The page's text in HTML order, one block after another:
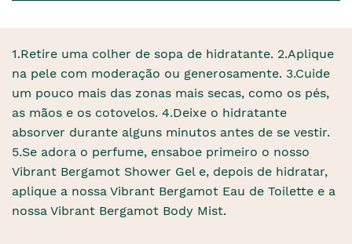
1.Retire uma colher de sopa de hidratante. 2.Aplique
na pele com moderação ou generosamente. 3.Cuide
um pouco mais das zonas mais secas, como os pés,
as mãos e os cotovelos. 4.Deixe o hidratante
absorver durante alguns minutos antes de se vestir.
5.Se adora o perfume, ensaboe primeiro o nosso
Vibrant Bergamot Shower Gel e, depois de hidratar,
aplique a nossa Vibrant Bergamot Eau de Toilette e a
nossa Vibrant Bergamot Body Mist.